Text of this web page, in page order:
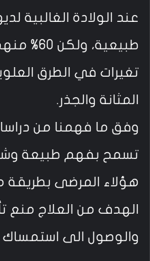
عند الولادة الغالبية
طبيعية،
تغيرات في الطرق
المثانة والجذر.
وفق ما فهمنا من
تسمح بفهم طبيعة
هؤلاء المرضى
الهدف من العلاج منع
والوصول الى استمساك